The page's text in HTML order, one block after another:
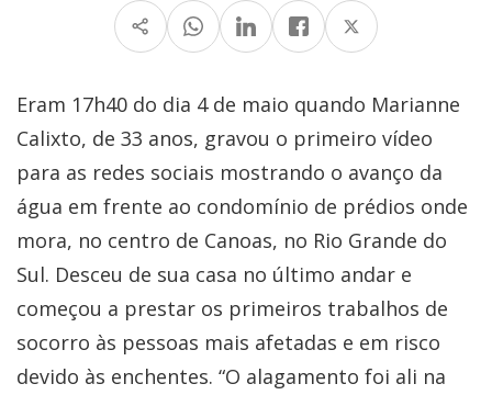
Eram 17h40 do dia 4 de maio quando Marianne
Calixto, de 33 anos, gravou o primeiro vídeo
para as redes sociais mostrando o avanço da
água em frente ao condomínio de prédios onde
mora, no centro de Canoas, no Rio Grande do
Sul. Desceu de sua casa no último andar e
começou a prestar os primeiros trabalhos de
socorro às pessoas mais afetadas e em risco
devido às enchentes. “O alagamento foi ali na